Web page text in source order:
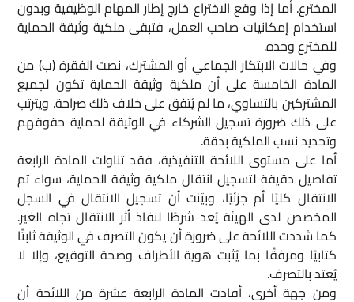
المخترع. أما إذا وقع الاختراع خارج إطار المهام الوظيفية وبدون
استخدام إمكانيات صاحب العمل، فتبقى ملكية وثيقة الحماية
للمخترع وحده.
وفي حالات الابتكار الجماعي أو المشترك، نصت الفقرة (ب) من
المادة الخامسة على أن ملكية وثيقة الحماية تكون لجميع
المشتركين بالتساوي، ما لم يُتفق على خلاف ذلك صراحة. ويترتب
على ذلك ضرورة تسجيل الشركاء في الوثيقة لحماية حقوقهم
وتحديد نسب الملكية بدقة.
أما على مستوى اللائحة التنفيذية، فقد تناولت المادة الرابعة
تفاصيل دقيقة لتسجيل انتقال ملكية وثيقة الحماية، سواء تم
الانتقال كليًا أم جزئيًا، وبيّنت أن تسجيل الانتقال في السجل
المخصص لدى الهيئة يُعد شرطًا لنفاذ أثر الانتقال تجاه الغير.
كما شددت اللائحة على ضرورة أن يكون التصرف في الوثيقة ثابتًا
كتابيًا ومرفقًا بما يُثبت هوية الأطراف وصحة التوقيع، وإلا لا
يُعتد بالتصرف.
ومن جهة أخرى، أفادت المادة الرابعة عشرة من اللائحة أن